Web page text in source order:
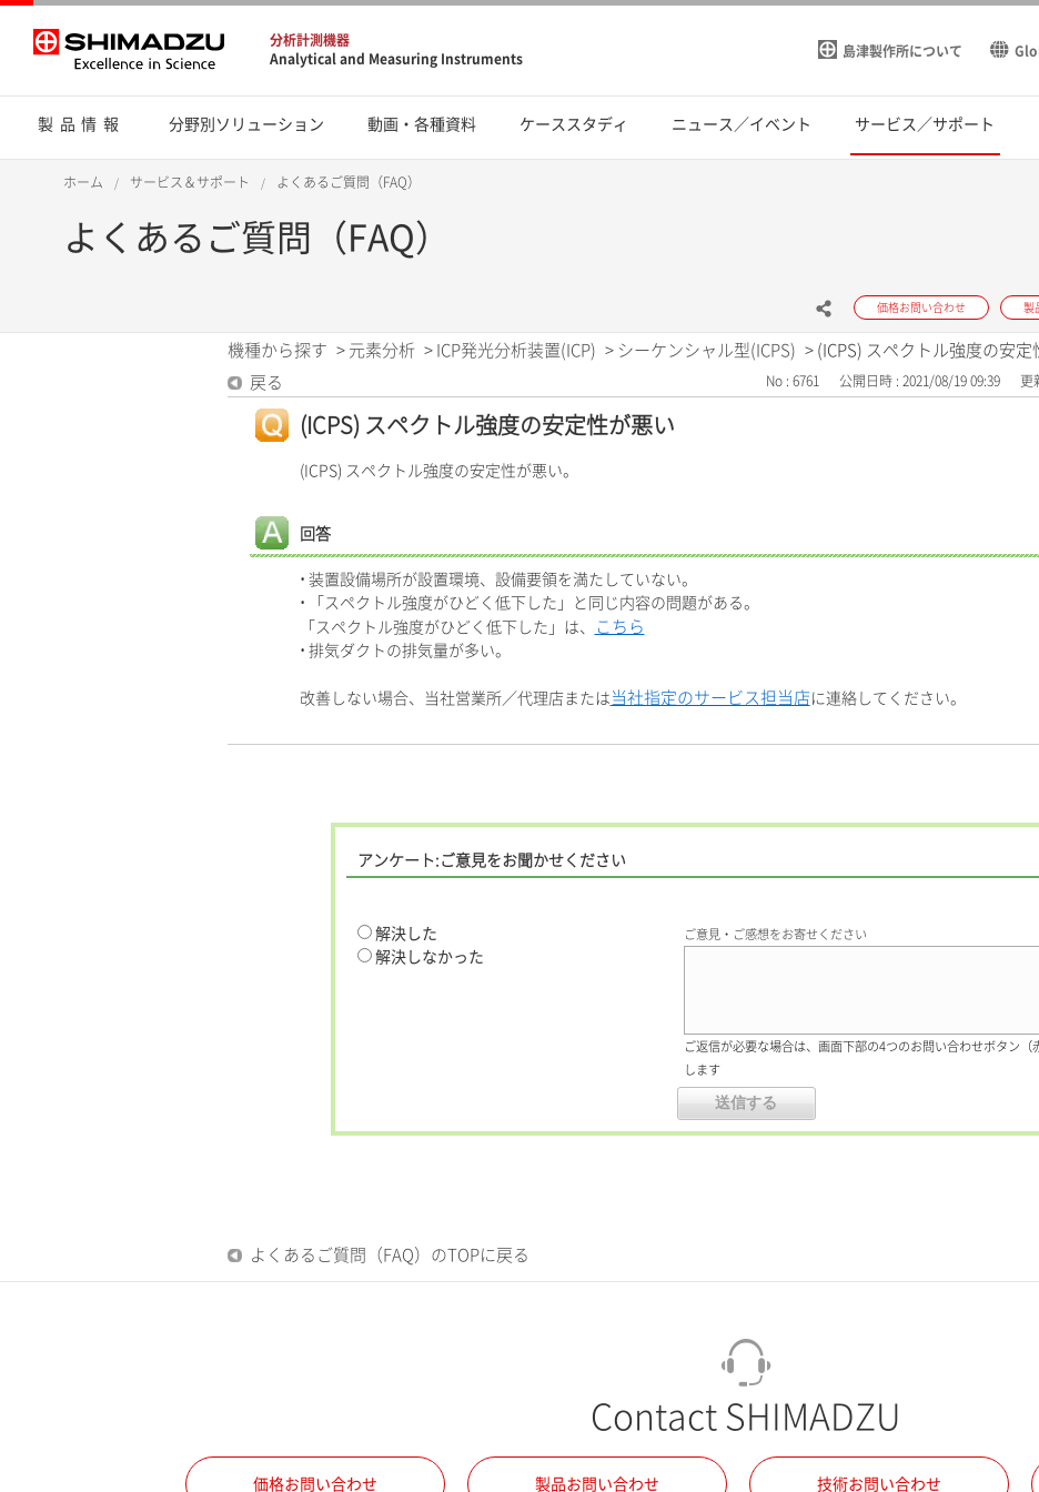
分析計測機器
Analytical and Measuring Instruments
島津製作所について
製品情報 分野別ソリューション 動画・各種資料 ケーススタディ ニュース／イベント サービス／サポート
ホーム サービス＆サポート よくあるご質問（FAQ）
よくあるご質問（FAQ）
価格お問い合わせ 製
機種から探す > 元素分析 > ICP発光分析装置(ICP) > シーケンシャル型(ICPS) > (ICPS) スペクトル強度の安定
戻る
No : 6761 公開日時 : 2021/08/19 09:39 更
(ICPS) スペクトル強度の安定性が悪い
(ICPS) スペクトル強度の安定性が悪い。
回答
• 装置設備場所が設置環境、設備要領を満たしていない。
• 「スペクトル強度がひどく低下した」と同じ内容の問題がある。
「スペクトル強度がひどく低下した」は、
こちら
• 排気ダクトの排気量が多い。
改善しない場合、当社営業所／代理店または 当社指定のサービス担当店に連絡してください。
アンケート:ご意見をお聞かせください
解決した
解決しなかった
ご意見・ご感想をお寄せください
ご返信が必要な場合は、画面下部の4つのお問い合わせボタン（
します
よくあるご質問（FAQ）のTOPに戻る
Contact SHIMADZU
価格お問い合わせ 製品お問い合わせ 技術お問い合わせ